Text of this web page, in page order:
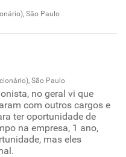
São Paulo
São Paulo
no geral vi que
com outros cargos e
ter oportunidade de
na empresa, 1 ano,
mas eles